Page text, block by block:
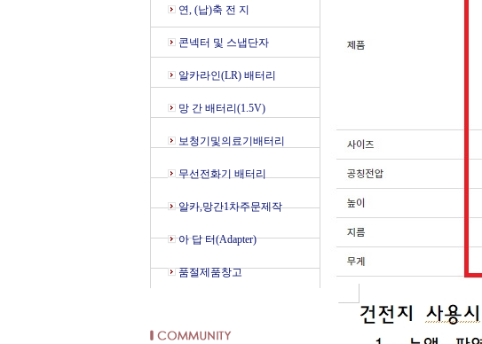
연, (납)축 전 지
콘넥터 및 스냅단자
알카라인(LR) 배터리
망 간 배터리(1.5V)
보청기및의료기배터리
무선전화기 배터리
알카,망간1차주문제작
아 답 터(Adapter)
품절제품창고